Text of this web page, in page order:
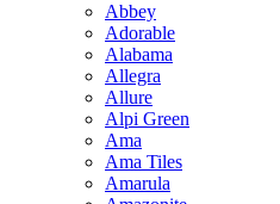
Abbey
Adorable
Alabama
Allegra
Allure
Alpi Green
Ama
Ama Tiles
Amarula